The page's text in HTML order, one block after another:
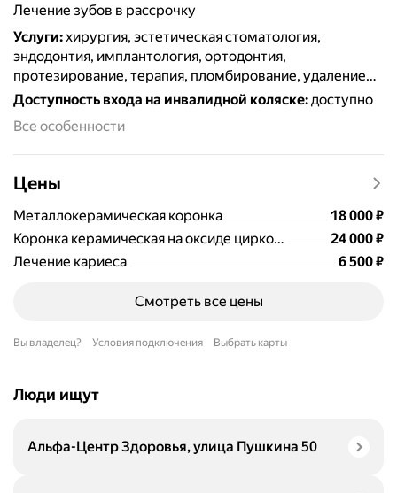
лечение зубов в рассрочку
Услуги: хирургия, эстетическая стоматология,
эндодонтия, имплантология, ортодонтия,
протезирование, терапия, пломбирование, удаление
зубов, отбеливание, лечение кариеса, виниры и
лечение дёсен, лечение каналов, костная пластика,
лечение периодонтита, реставрация зубов, элайнеры,
лечение под микроскопом, ортопедия
Доступность входа на инвалидной коляске:доступно
Все особенности
Цены
Металлокерамическая коронка Цена
18000
18 000₽
Коронка керамическая на оксиде циркония
Цена
24000
24 000₽
Лечение кариеса
Цена
6500
6 500₽
Смотреть все цены
Вы владелец? Условия подключения Выбрать карты
Люди ищут
Альфа-Центр Здоровья, улица Пушкина 50